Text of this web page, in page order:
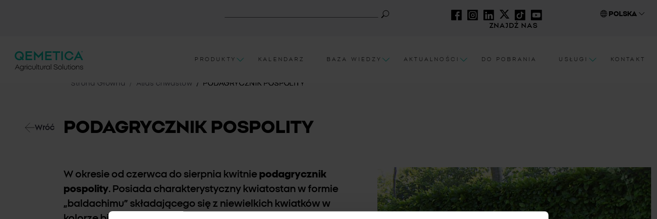
ZNAJDŹ NAS
POLSKA
PRODUKTY KALENDARZ BAZA WIEDZY AKTUALNOŚCI DO POBRANIA USŁUGI KONTAKT
Strona Główna Atlas chwastów PODAGRYCZNIK POSPOLITY
Wróć PODAGRYCZNIK POSPOLITY
W okresie od czerwca do sierpnia kwitnie podagrycznik
pospolity. Posiada charakterystyczny kwiatostan w formie
„baldachimu” składającego się z niewielkich kwiatków w